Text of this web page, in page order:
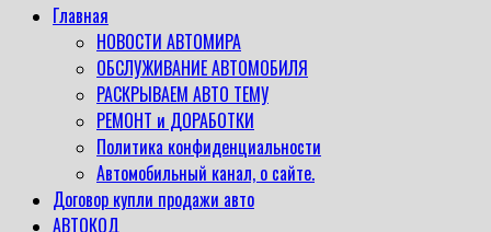
Основное
Главная
НОВОСТИ АВТОМИРА
ОБСЛУЖИВАНИЕ АВТОМОБИЛЯ
РАСКРЫВАЕМ АВТО ТЕМУ
РЕМОНТ и ДОРАБОТКИ
Политика конфиденциальности
Автомобильный канал, о сайте.
Договор купли продажи авто
АВТОКОД